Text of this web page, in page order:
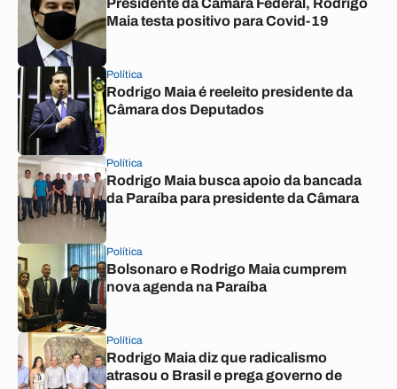
Presidente da Câmara Federal, Rodrigo
Maia testa positivo para Covid-19
Política
Rodrigo Maia é reeleito presidente da
Câmara dos Deputados
Política
Rodrigo Maia busca apoio da bancada
da Paraíba para presidente da Câmara
Política
Bolsonaro e Rodrigo Maia cumprem
nova agenda na Paraíba
Política
Rodrigo Maia diz que radicalismo
atrasou o Brasil e prega governo de